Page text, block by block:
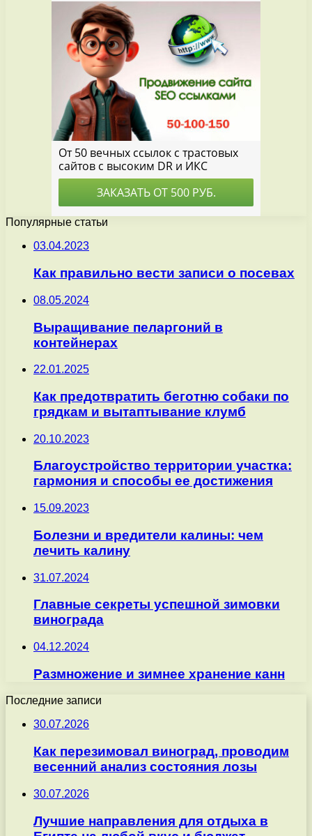
Популярные статьи
03.04.2023
Как правильно вести записи о посевах
08.05.2024
Выращивание пеларгоний в
контейнерах
22.01.2025
Как предотвратить беготню собаки по
грядкам и вытаптывание клумб
20.10.2023
Благоустройство территории участка:
гармония и способы ее достижения
15.09.2023
Болезни и вредители калины: чем
лечить калину
31.07.2024
Главные секреты успешной зимовки
винограда
04.12.2024
Размножение и зимнее хранение канн
Последние записи
30.07.2026
Как перезимовал виноград, проводим
весенний анализ состояния лозы
30.07.2026
Лучшие направления для отдыха в